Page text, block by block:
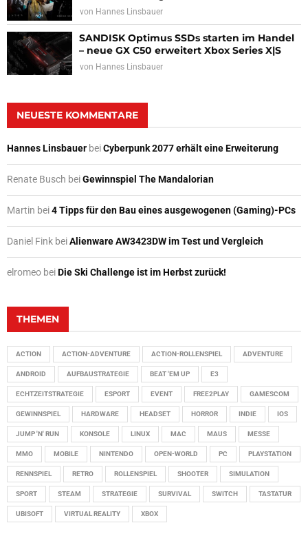
von Hannes Linsbauer
SANDISK Optimus SSDs starten im Handel
– neue GX C50 erweitert Xbox Series X|S
von Hannes Linsbauer
NEUESTE KOMMENTARE
Hannes Linsbauer beiCyberpunk 2077 erhält eine Erweiterung
Renate Busch beiGewinnspiel The Mandalorian
Martin bei4 Tipps für den Bau eines ausgewogenen (Gaming)-PCs
Daniel Fink beiAlienware AW3423DW im Test und Vergleich
elromeo beiDie Ski Challenge ist im Herbst zurück!
THEMEN
ACTION ACTION-ADVENTURE ACTION-ROLLENSPIEL ADVENTURE
ANDROID AUFBAUSTRATEGIE BEAT 'EM UP E3
ECHTZEITSTRATEGIE ESPORT EVENT FREE2PLAY GAMESCOM
GEWINNSPIEL HARDWARE HEADSET HORROR INDIE IOS
JUMP 'N' RUN KONSOLE LINUX MAC MAUS MESSE
MMO MOBILE NINTENDO OPEN-WORLD PC PLAYSTATION
RENNSPIEL RETRO ROLLENSPIEL SHOOTER SIMULATION
SPORT STEAM STRATEGIE SURVIVAL SWITCH TASTATUR
UBISOFT VIRTUAL REALITY XBOX